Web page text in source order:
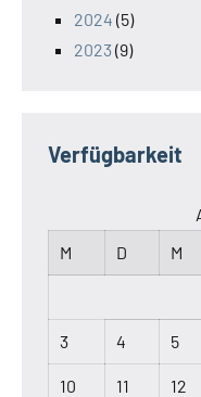
2024 (5)
2023(9)
Verfügbarkeit
M
D M
3 4 5
10 11 12